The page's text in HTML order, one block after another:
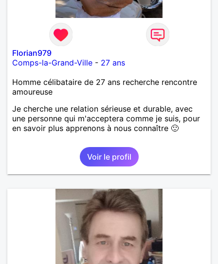
Florian979
Comps-la-Grand-Ville - 27 ans
Homme célibataire de 27 ans recherche rencontre
amoureuse
Je cherche une relation sérieuse et durable, avec
une personne qui m'acceptera comme je suis, pour
en savoir plus apprenons à nous connaître 🙂
Voir le profil